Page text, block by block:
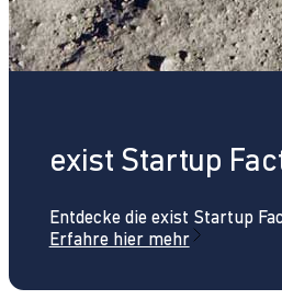
exist Startup
Entdecke die exist Startup
Erfahre hier mehr